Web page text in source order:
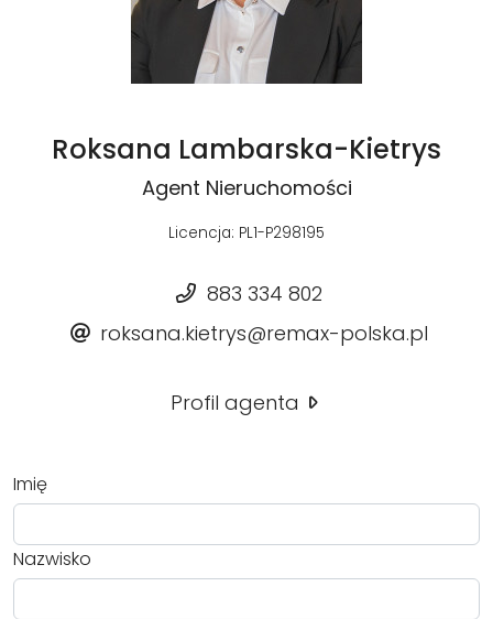
Roksana Lambarska-Kietrys
Agent Nieruchomości
Licencja: PL1-P298195
883 334 802
roksana.kietrys@remax-polska.pl
Profil agenta
Imię
Nazwisko